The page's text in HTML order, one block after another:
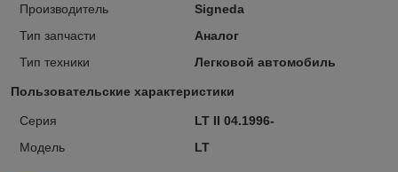
Производитель
Signeda
Тип запчасти
Аналог
Тип техники
Легковой автомобиль
Пользовательские характеристики
Серия
LT II 04.1996-
Модель
LT